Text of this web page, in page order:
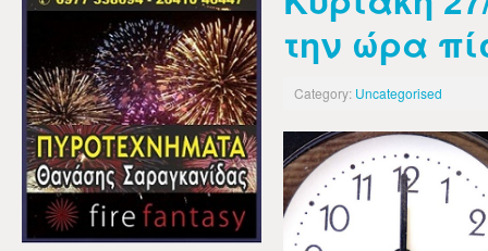
την ώρα
Category: Uncategorised